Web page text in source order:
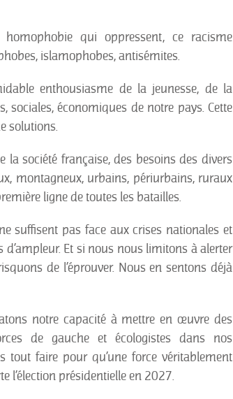
qui oppressent, ce racisme
islamophobes, antisémites.
enthousiasme de la jeunesse, de la
sociales, économiques de notre pays. Cette
solutions.
société française, des besoins des divers
montagneux, urbains, périurbains, ruraux
ligne de toutes les batailles.
suffisent pas face aux crises nationales et
Et si nous nous limitons à alerter
de l’éprouver. Nous en sentons déjà
notre capacité à mettre en œuvre des
de gauche et écologistes dans nos
tout faire pour qu’une force véritablement
l’élection présidentielle en 2027.